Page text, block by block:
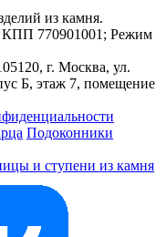
из камня.
770901001; Режим
г. Москва, ул.
Б, этаж 7, помещение
Подоконники
и ступени из камня